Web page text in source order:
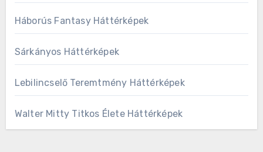
Háborús Fantasy Háttérképek
Sárkányos Háttérképek
Lebilincselő Teremtmény Háttérképek
Walter Mitty Titkos Élete Háttérképek